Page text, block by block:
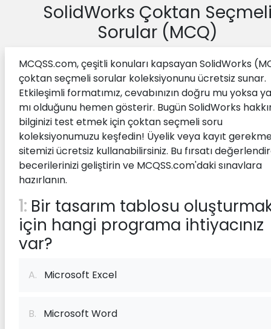
SolidWorks Çoktan
Sorular (MCQ)
MCQSS.com, çeşitli konuları kapsayan SolidWorks
çoktan seçmeli sorular koleksiyonunu ücretsiz sunar.
Etkileşimli formatımız, cevabınızın doğru mu yoksa
mı olduğunu hemen gösterir. Bugün SolidWorks
bilginizi test etmek için çoktan seçmeli soru
koleksiyonumuzu keşfedin! Üyelik veya kayıt
sitemizi ücretsiz kullanabilirsiniz. Bu fırsatı
becerilerinizi geliştirin ve MCQSS.com'daki sınavlara
hazırlanın.
1: Bir tasarım tablosu
için hangi programa ihtiyacınız
var?
A. Microsoft Excel
B. Microsoft Word